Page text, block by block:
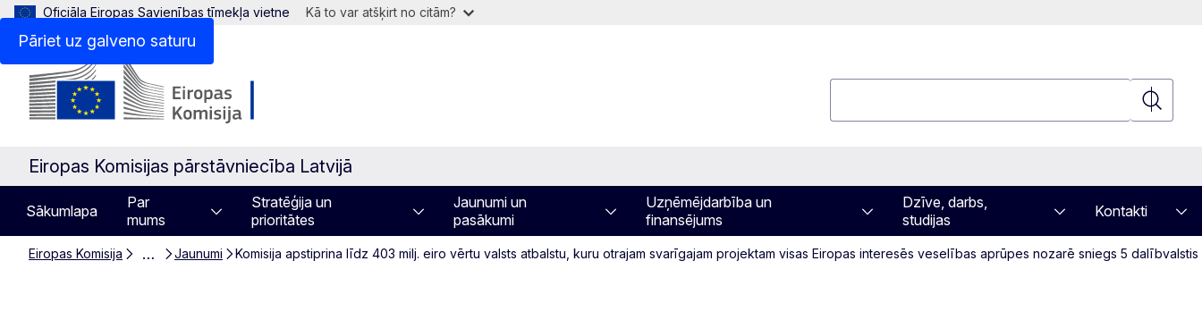
Pāriet uz galveno saturu
Oficiāla Eiropas Savienības tīmekļa vietne Kā to var atšķirt no citām?
Meklēt
Eiropas Komisijas pārstāvniecība Latvijā
Sākumlapa
Par
mums
Stratēģija un
prioritātes
Jaunumi un
pasākumi
Uzņēmējdarbība un
finansējums
Dzīve, darbs,
studijas
Kontakti
Eiropas Komisija … Jaunumi Komisija apstiprina līdz 403 milj. eiro vērtu valsts atbalstu, kuru otrajam svarīgajam projektam visas Eiropas interesēs veselības aprūpes nozarē sniegs 5 dalībvalstis